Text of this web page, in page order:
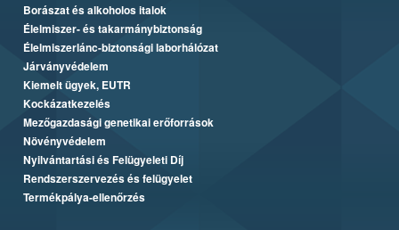
Borászat és alkoholos italok
Élelmiszer- és takarmánybiztonság
Élelmiszerlánc-biztonsági laborhálózat
Járványvédelem
Kiemelt ügyek, EUTR
Kockázatkezelés
Mezőgazdasági genetikai erőforrások
Növényvédelem
Nyilvántartási és Felügyeleti Díj
Rendszerszervezés és felügyelet
Termékpálya-ellenőrzés